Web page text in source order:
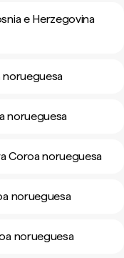
e Herzegovina
norueguesa
norueguesa
Coroa norueguesa
norueguesa
norueguesa